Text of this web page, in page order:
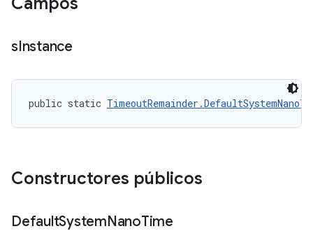
sInstance
public static
Constructores públicos
DefaultSystemNanoTime